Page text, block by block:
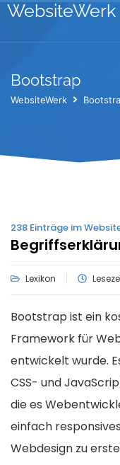
WebsiteWerk
Bootstrap
WebsiteWerk
238 Einträge im
Lexikon
Bootstrap ist ein
Framework für
entwickelt wurde.
CSS- und
die es
einfach
Webdesign zu